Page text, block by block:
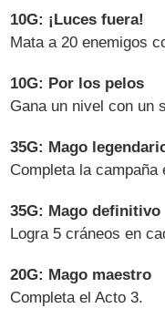
10G: ¡Luces fuera!
Mata a 20 enemigos
10G: Por los pelos
Gana un nivel con un
35G: Mago
Completa la campaña
35G: Mago definitivo
Logra 5 cráneos en
20G: Mago maestro
Completa el Acto 3.